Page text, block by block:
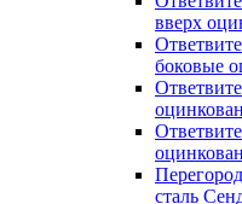
вверх
боковые
сталь